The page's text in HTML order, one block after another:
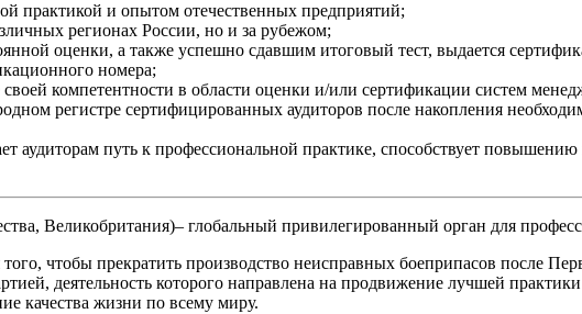
практикой и опытом отечественных предприятий;
регионах России, но и за рубежом;
оценки, а также успешно сдавшим итоговый тест, выдается
номера;
компетентности в области оценки и/или сертификации систем
регистре сертифицированных аудиторов после накопления
путь к профессиональной практике, способствует повышению
Великобритания)– глобальный привилегированный орган для
чтобы прекратить производство неисправных боеприпасов после
деятельность которого направлена на продвижение лучшей
качества жизни по всему миру.